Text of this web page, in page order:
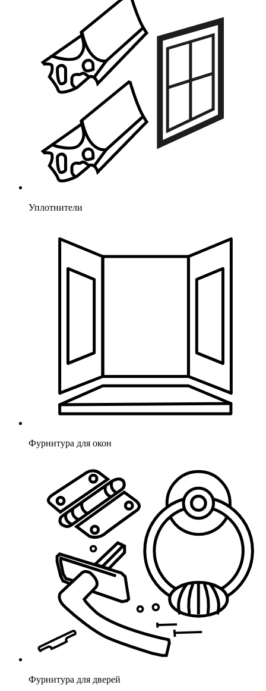
Уплотнители
Фурнитура для окон
Фурнитура для дверей